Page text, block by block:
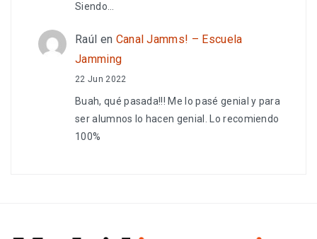
Siendo…
Raúl en Canal Jamms! – Escuela
Jamming
22 Jun 2022
Buah, qué pasada!!! Me lo pasé genial y para
ser alumnos lo hacen genial. Lo recomiendo
100%